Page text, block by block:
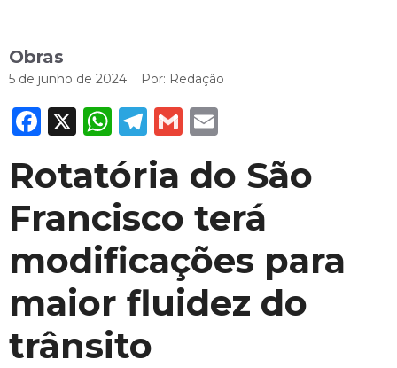
Obras
5 de junho de 2024 Por: Redação
Facebook
X WhatsApp
Telegram
Gmail
Rotatória do São
Francisco terá
modificações para
maior fluidez do
trânsito